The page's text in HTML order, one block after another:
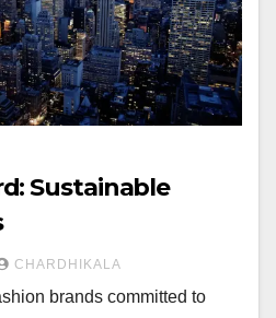
Sustainable
CHARDHIKALA
brands committed to